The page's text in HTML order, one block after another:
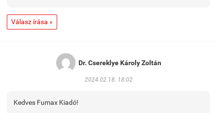
Válasz írása »
Dr. Csereklye Károly Zoltán
2024.02.18. 18:02
Kedves Fumax Kiadó!